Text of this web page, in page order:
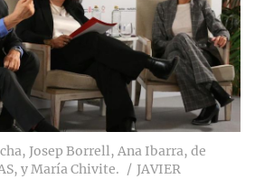
Josep Borrell, Ana Ibarra, de
y María Chivite.
JAVIER